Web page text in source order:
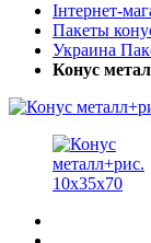
Інтернет-
Пакеты
Украина
Конус